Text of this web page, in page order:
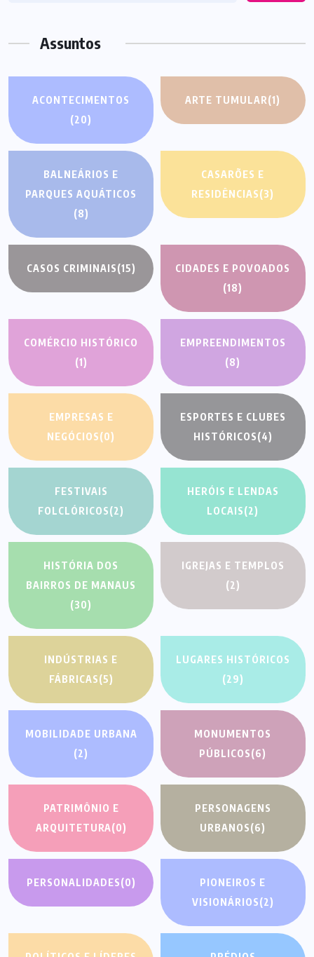
Assuntos
ACONTECIMENTOS
(20)
ARTE TUMULAR(1)
BALNEÁRIOS E
PARQUES AQUÁTICOS
(8)
CASARÕES E
RESIDÊNCIAS(3)
CASOS CRIMINAIS(15)
CIDADES E POVOADOS
(18)
COMÉRCIO HISTÓRICO
(1)
EMPREENDIMENTOS
(8)
EMPRESAS E
NEGÓCIOS(0)
ESPORTES E CLUBES
HISTÓRICOS(4)
FESTIVAIS
FOLCLÓRICOS(2)
HERÓIS E LENDAS
LOCAIS(2)
HISTÓRIA DOS
BAIRROS DE MANAUS
(30)
IGREJAS E TEMPLOS
(2)
INDÚSTRIAS E
FÁBRICAS(5)
LUGARES HISTÓRICOS
(29)
MOBILIDADE URBANA
(2)
MONUMENTOS
PÚBLICOS(6)
PATRIMÔNIO E
ARQUITETURA(0)
PERSONAGENS
URBANOS(6)
PERSONALIDADES(0)
PIONEIROS E
VISIONÁRIOS(2)